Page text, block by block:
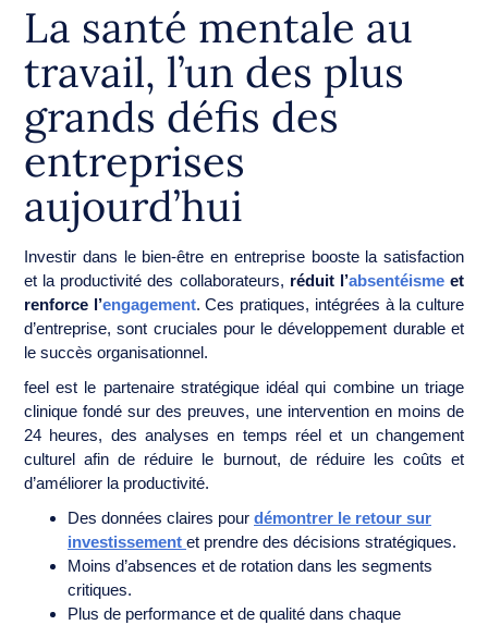
La santé mentale au
travail, l’un des plus
grands défis des
entreprises
aujourd’hui
Investir dans le bien-être en entreprise booste la satisfaction
et la productivité des collaborateurs, réduit l’absentéismeet
renforce l’engagement. Ces pratiques, intégrées à la culture
d’entreprise, sont cruciales pour le développement durable et
le succès organisationnel.
feel est le partenaire stratégique idéal qui combine un triage
clinique fondé sur des preuves, une intervention en moins de
24 heures, des analyses en temps réel et un changement
culturel afin de réduire le burnout, de réduire les coûts et
d’améliorer la productivité.
Des données claires pour démontrer le retour sur
investissement et prendre des décisions stratégiques.
Moins d’absences et de rotation dans les segments
critiques.
Plus de performance et de qualité dans chaque